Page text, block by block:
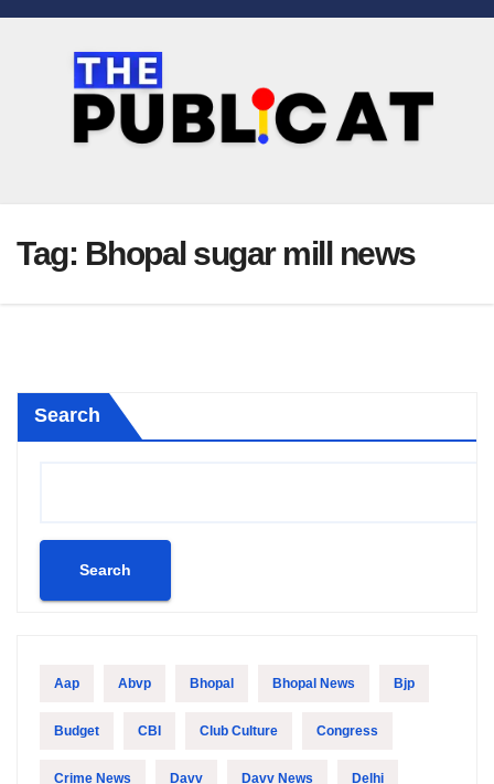
Skip
Tag: Bhopal sugar mill news
Search
Search
Aap Abvp Bhopal Bhopal News Bjp
Budget CBI Club Culture Congress
Crime News Davv Davv News Delhi